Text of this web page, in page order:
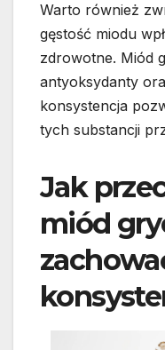
Warto również
gęstość miodu
zdrowotne. Miód
antyoksydanty
konsystencja
tych substancji
Jak
miód